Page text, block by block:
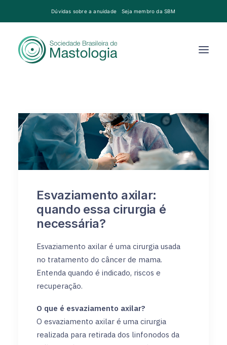
Dúvidas sobre a anuidade Seja membro da SBM
Esvaziamento axilar:
quando essa cirurgia é
necessária?
Esvaziamento axilar é uma cirurgia usada
no tratamento do câncer de mama.
Entenda quando é indicado, riscos e
recuperação.
O que é esvaziamento axilar?
O esvaziamento axilar é uma cirurgia
realizada para retirada dos linfonodos da